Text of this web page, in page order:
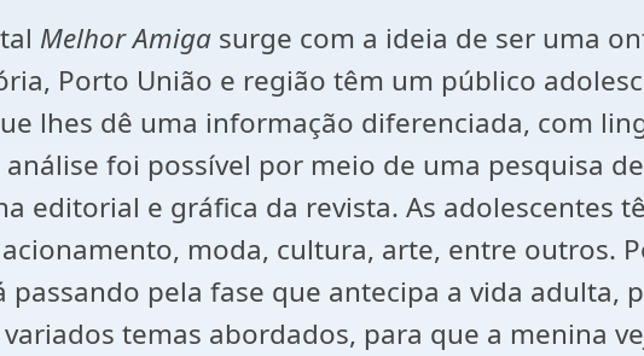
Melhor Amiga surge com a ideia de ser uma
Porto União e região têm um público
lhes dê uma informação diferenciada, com
análise foi possível por meio de uma pesquisa
editorial e gráfica da revista. As adolescentes
moda, cultura, arte, entre outros.
passando pela fase que antecipa a vida adulta,
temas abordados, para que a menina